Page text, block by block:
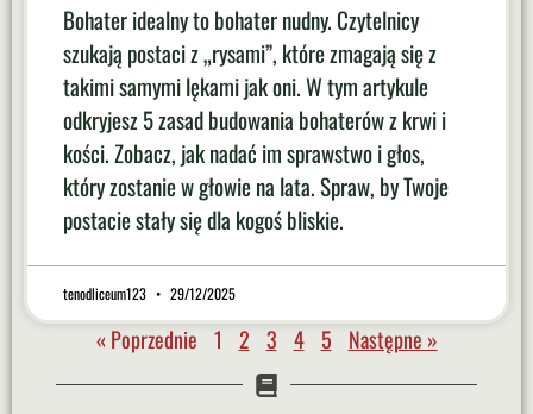
Bohater idealny to bohater nudny. Czytelnicy
szukają postaci z „rysami”, które zmagają się z
takimi samymi lękami jak oni. W tym artykule
odkryjesz 5 zasad budowania bohaterów z krwi i
kości. Zobacz, jak nadać im sprawstwo i głos,
który zostanie w głowie na lata. Spraw, by Twoje
postacie stały się dla kogoś bliskie.
tenodliceum123 29/12/2025
« Poprzednie 1 2 3 4 5 Następne »